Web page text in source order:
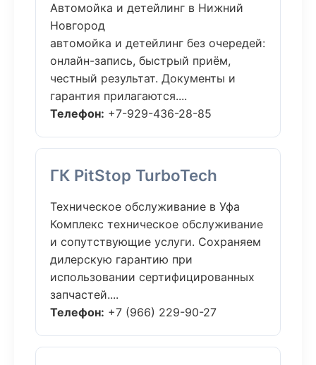
Автомойка и детейлинг в Нижний
Новгород
автомойка и детейлинг без очередей:
онлайн-запись, быстрый приём,
честный результат. Документы и
гарантия прилагаются....
Телефон: +7-929-436-28-85
ГК PitStop TurboTech
Техническое обслуживание в Уфа
Комплекс техническое обслуживание
и сопутствующие услуги. Сохраняем
дилерскую гарантию при
использовании сертифицированных
запчастей....
Телефон: +7 (966) 229-90-27